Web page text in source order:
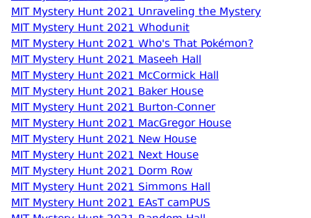
MIT Mystery Hunt 2021 Unraveling the Mystery
MIT Mystery Hunt 2021 Whodunit
MIT Mystery Hunt 2021 Who's That Pokémon?
MIT Mystery Hunt 2021 Maseeh Hall
MIT Mystery Hunt 2021 McCormick Hall
MIT Mystery Hunt 2021 Baker House
MIT Mystery Hunt 2021 Burton-Conner
MIT Mystery Hunt 2021 MacGregor House
MIT Mystery Hunt 2021 New House
MIT Mystery Hunt 2021 Next House
MIT Mystery Hunt 2021 Dorm Row
MIT Mystery Hunt 2021 Simmons Hall
MIT Mystery Hunt 2021 EAsT camPUS